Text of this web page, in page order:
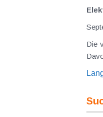
Die